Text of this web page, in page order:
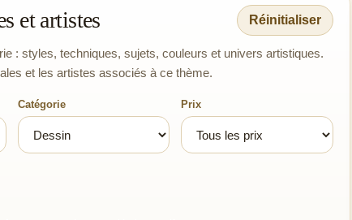
et artistes Réinitialiser
: styles, techniques, sujets, couleurs et univers artistiques.
et les artistes associés à ce thème.
Catégorie Prix